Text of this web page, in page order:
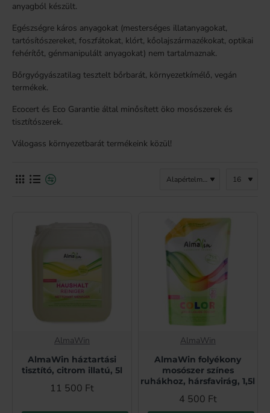
anyagból készült.
Egészségre káros anyagokat (mesterséges illatanyagokat,
tartósítószereket, foszfátokat, klórt, kőolajszármazékokat, optikai
fehérítőt, génmanipulált anyagokat) nem tartalmaznak.
Bőrgyógyászatilag tesztelt bőrbarát, környezetkímélő, vegán
termékek.
Ecocert és Eco Garantie által minősített öko mosószerek és
tisztítószerek.
Válogass környezetbarát termékeink közül!
AlmaWin
AlmaWin háztartási
tisztító, citrom illatú, 5l
11 500 Ft
AlmaWin
AlmaWin folyékony
mosószer színes
ruhákhoz, hársfavirág, 1,5l
4 500 Ft